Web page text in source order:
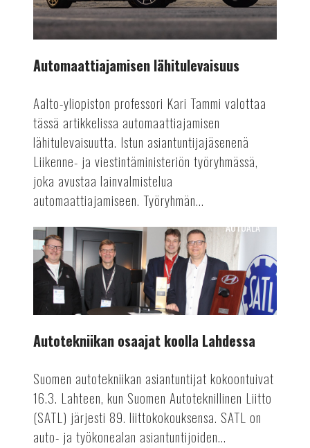
Automaattiajamisen lähitulevaisuus
Aalto-yliopiston professori Kari Tammi valottaa
tässä artikkelissa automaattiajamisen
lähitulevaisuutta. Istun asiantuntijajäsenenä
Liikenne- ja viestintäministeriön työryhmässä,
joka avustaa lainvalmistelua
automaattiajamiseen. Työryhmän...
Autotekniikan
osaajat
koolla
Lahdessa
AUTOALA
Autotekniikan osaajat koolla Lahdessa
Suomen autotekniikan asiantuntijat kokoontuivat
16.3. Lahteen, kun Suomen Autoteknillinen Liitto
(SATL) järjesti 89. liittokokouksensa. SATL on
auto- ja työkonealan asiantuntijoiden...